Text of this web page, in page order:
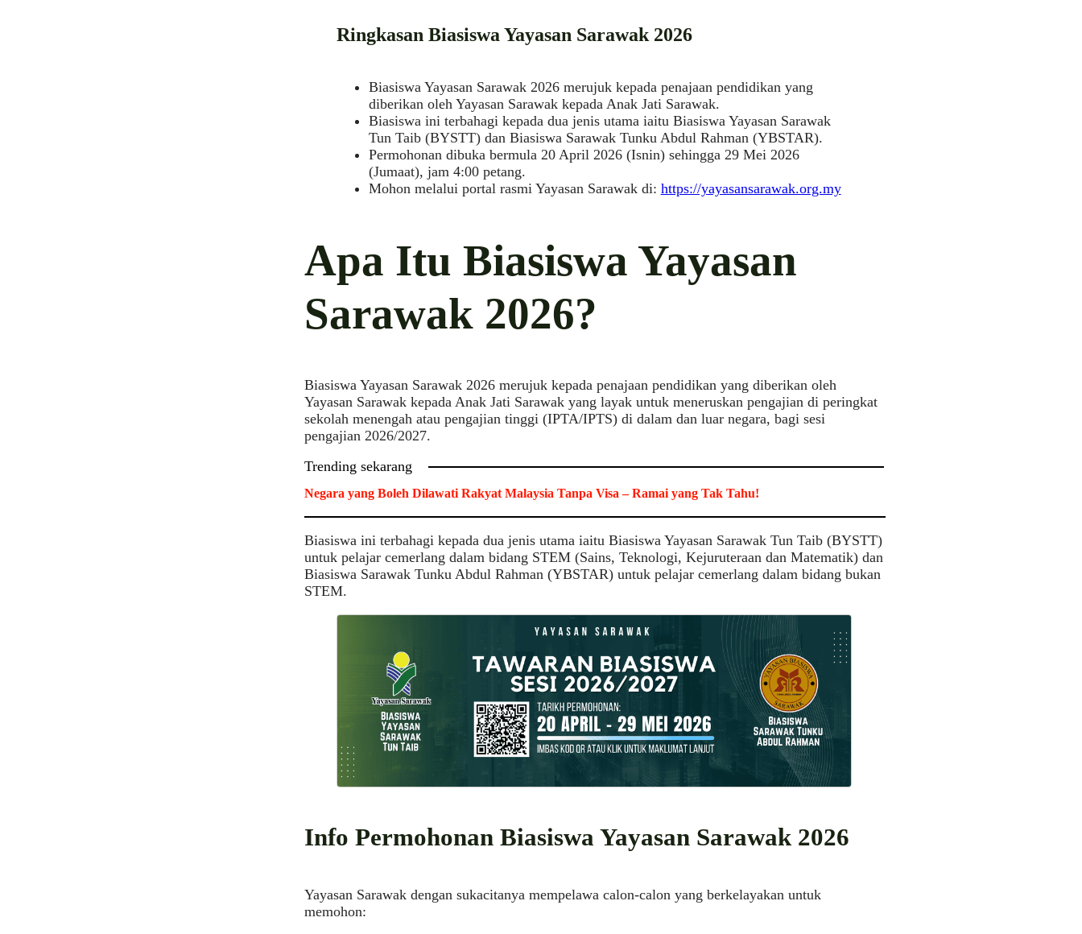
Ringkasan Biasiswa Yayasan Sarawak 2026
Biasiswa Yayasan Sarawak 2026 merujuk kepada penajaan pendidikan yang
diberikan oleh Yayasan Sarawak kepada Anak Jati Sarawak.
Biasiswa ini terbahagi kepada dua jenis utama iaitu Biasiswa Yayasan Sarawak
Tun Taib (BYSTT) dan Biasiswa Sarawak Tunku Abdul Rahman (YBSTAR).
Permohonan dibuka bermula 20 April 2026 (Isnin) sehingga 29 Mei 2026
(Jumaat), jam 4:00 petang.
Mohon melalui portal rasmi Yayasan Sarawak di: https://yayasansarawak.org.my
Apa Itu Biasiswa Yayasan
Sarawak 2026?
Biasiswa Yayasan Sarawak 2026 merujuk kepada penajaan pendidikan yang diberikan oleh
Yayasan Sarawak kepada Anak Jati Sarawak yang layak untuk meneruskan pengajian di peringkat
sekolah menengah atau pengajian tinggi (IPTA/IPTS) di dalam dan luar negara, bagi sesi
pengajian 2026/2027.
Trending sekarang
Negara yang Boleh Dilawati Rakyat Malaysia Tanpa Visa – Ramai yang Tak Tahu!
Biasiswa ini terbahagi kepada dua jenis utama iaitu Biasiswa Yayasan Sarawak Tun Taib (BYSTT)
untuk pelajar cemerlang dalam bidang STEM (Sains, Teknologi, Kejuruteraan dan Matematik) dan
Biasiswa Sarawak Tunku Abdul Rahman (YBSTAR) untuk pelajar cemerlang dalam bidang bukan
STEM.
Info Permohonan Biasiswa Yayasan Sarawak 2026
Yayasan Sarawak dengan sukacitanya mempelawa calon-calon yang berkelayakan untuk
memohon: